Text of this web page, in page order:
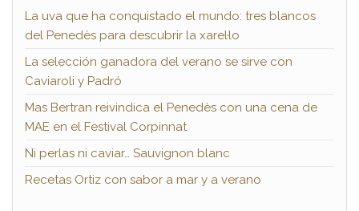
La uva que ha conquistado el mundo: tres blancos
del Penedès para descubrir la xarel·lo
La selección ganadora del verano se sirve con
Caviaroli y Padró
Mas Bertran reivindica el Penedès con una cena de
MAE en el Festival Corpinnat
Ni perlas ni caviar… Sauvignon blanc
Recetas Ortiz con sabor a mar y a verano